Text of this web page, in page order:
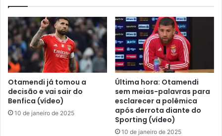
Otamendi já tomou a
decisão e vai sair do
Benfica (vídeo)
10 de janeiro de 2025
Última hora: Otamendi
sem meias-palavras para
esclarecer a polêmica
após derrota diante do
Sporting (vídeo)
10 de janeiro de 2025